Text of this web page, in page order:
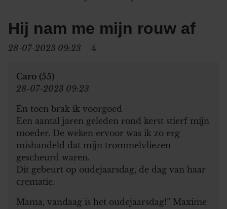
Hij nam me mijn rouw af
28-07-2023 09:23 4
Caro (55)
28-07-2023 09:23
En toen brak ik voorgoed
Een aantal jaren geleden rond kerst stierf mijn
moeder. De weken ervoor was ik zo erg
mishandeld dat mijn trommelvliezen
gescheurd waren.
Dit gebeurt op oudejaarsdag, de dag van haar
crematie.
Mama, vandaag is het oudejaarsdag!” Maxime